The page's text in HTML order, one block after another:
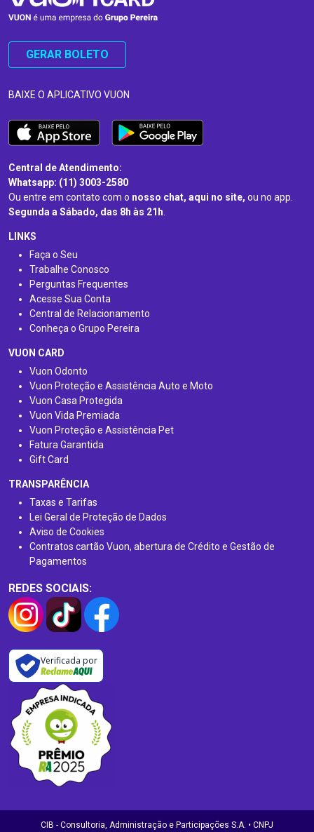
GERAR BOLETO
BAIXE O APLICATIVO VUON
Central de Atendimento:
Whatsapp: (11) 3003-2580
Ou entre em contato com o nosso chat, aqui no site, ou no app.
Segunda a Sábado, das 8h às 21h.
LINKS
Faça o Seu
Trabalhe Conosco
Perguntas Frequentes
Acesse Sua Conta
Central de Relacionamento
Conheça o Grupo Pereira
VUON CARD
Vuon Odonto
Vuon Proteção e Assistência Auto e Moto
Vuon Casa Protegida
Vuon Vida Premiada
Vuon Proteção e Assistência Pet
Fatura Garantida
Gift Card
TRANSPARÊNCIA
Taxas e Tarifas
Lei Geral de Proteção de Dados
Aviso de Cookies
Contratos cartão Vuon, abertura de Crédito e Gestão de
Pagamentos
REDES SOCIAIS:
Verificada por
CIB - Consultoria, Administração e Participações S.A. • CNPJ